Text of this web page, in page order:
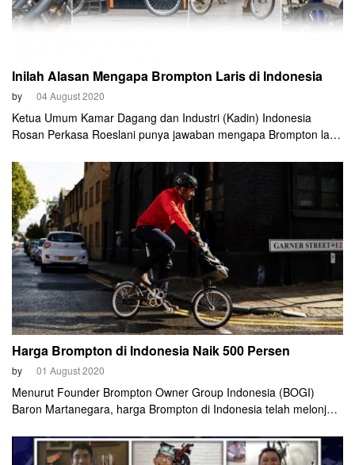
Inilah Alasan Mengapa Brompton Laris di Indonesia
by 04 August 2020
Ketua Umum Kamar Dagang dan Industri (Kadin) Indonesia
Rosan Perkasa Roeslani punya jawaban mengapa Brompton laku
Harga Brompton di Indonesia Naik 500 Persen
by 01 August 2020
Menurut Founder Brompton Owner Group Indonesia (BOGI)
Baron Martanegara, harga Brompton di Indonesia telah melonjak